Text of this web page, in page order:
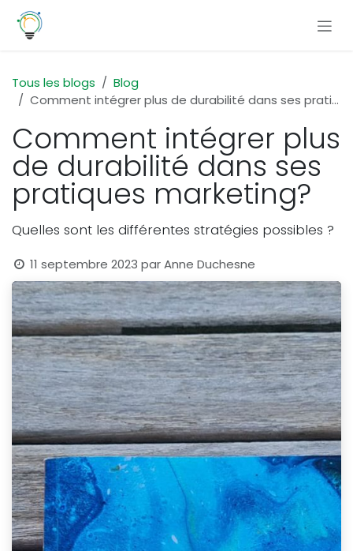
Se rendre au contenu
Tous les blogs
Blog
Comment intégrer plus de durabilité dans ses pratiques marketing?
Comment intégrer plus
de durabilité dans ses
pratiques marketing?
Quelles sont les différentes stratégies possibles ?
11 septembre 2023 parAnne Duchesne